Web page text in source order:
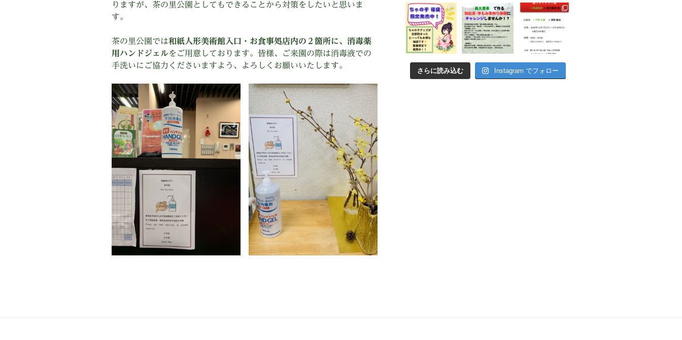
りますが、茶の里公園としてもできることから対策をしたいと思いま
す。
茶の里公園では和紙人形美術館入口・お食事処店内の２箇所に、消毒薬
用ハンドジェルをご用意しております。皆様、ご来園の際は消毒液での
手洗いにご協力くださいますよう、よろしくお願いいたします。
さらに読み込む Instagram でフォロー